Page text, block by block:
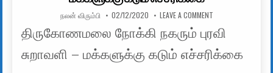
AUTHOR:
நலன் விரும்பி PUBLISHED DATE:
02/12/2020 LEAVE A COMMENTON திருகோணமலை
திருகோணமலை நோக்கி நகரும் புரவி
சுறாவளி – மக்களுக்கு கடும் எச்சரிக்கை